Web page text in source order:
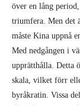
över en lång
triumfera. Men det
måste Kina uppnå
Med nedgången i
upprätthålla. Detta
skala, vilket förr
byråkratin. Vissa